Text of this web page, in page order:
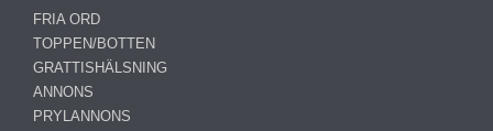
FRIA ORD
TOPPEN/BOTTEN
GRATTISHÄLSNING
ANNONS
PRYLANNONS